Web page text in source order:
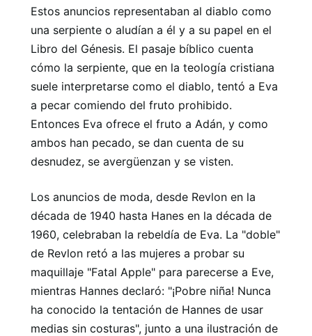
Estos anuncios representaban al diablo como
una serpiente o aludían a él y a su papel en el
Libro del Génesis. El pasaje bíblico cuenta
cómo la serpiente, que en la teología cristiana
suele interpretarse como el diablo, tentó a Eva
a pecar comiendo del fruto prohibido.
Entonces Eva ofrece el fruto a Adán, y como
ambos han pecado, se dan cuenta de su
desnudez, se avergüenzan y se visten.
Los anuncios de moda, desde Revlon en la
década de 1940 hasta Hanes en la década de
1960, celebraban la rebeldía de Eva. La "doble"
de Revlon retó a las mujeres a probar su
maquillaje "Fatal Apple" para parecerse a Eve,
mientras Hannes declaró: "¡Pobre niña! Nunca
ha conocido la tentación de Hannes de usar
medias sin costuras", junto a una ilustración de